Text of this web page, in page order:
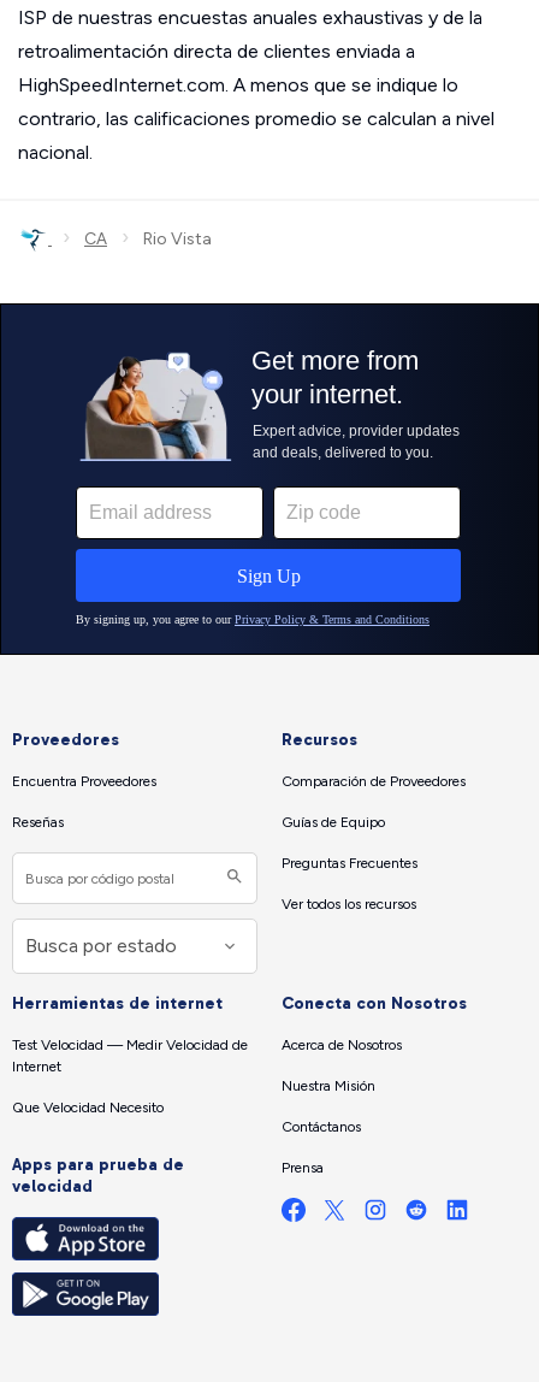
ISP de nuestras encuestas anuales exhaustivas y de la
retroalimentación directa de clientes enviada a
HighSpeedInternet.com. A menos que se indique lo
contrario, las calificaciones promedio se calculan a nivel
nacional.
› CA › Rio Vista
Proveedores
Encuentra Proveedores
Reseñas
Recursos
Comparación de Proveedores
Guías de Equipo
Preguntas Frecuentes
Ver todos los recursos
Herramientas de internet
Test Velocidad — Medir Velocidad de
Internet
Que Velocidad Necesito
Apps para prueba de
velocidad
Conecta con Nosotros
Acerca de Nosotros
Nuestra Misión
Contáctanos
Prensa